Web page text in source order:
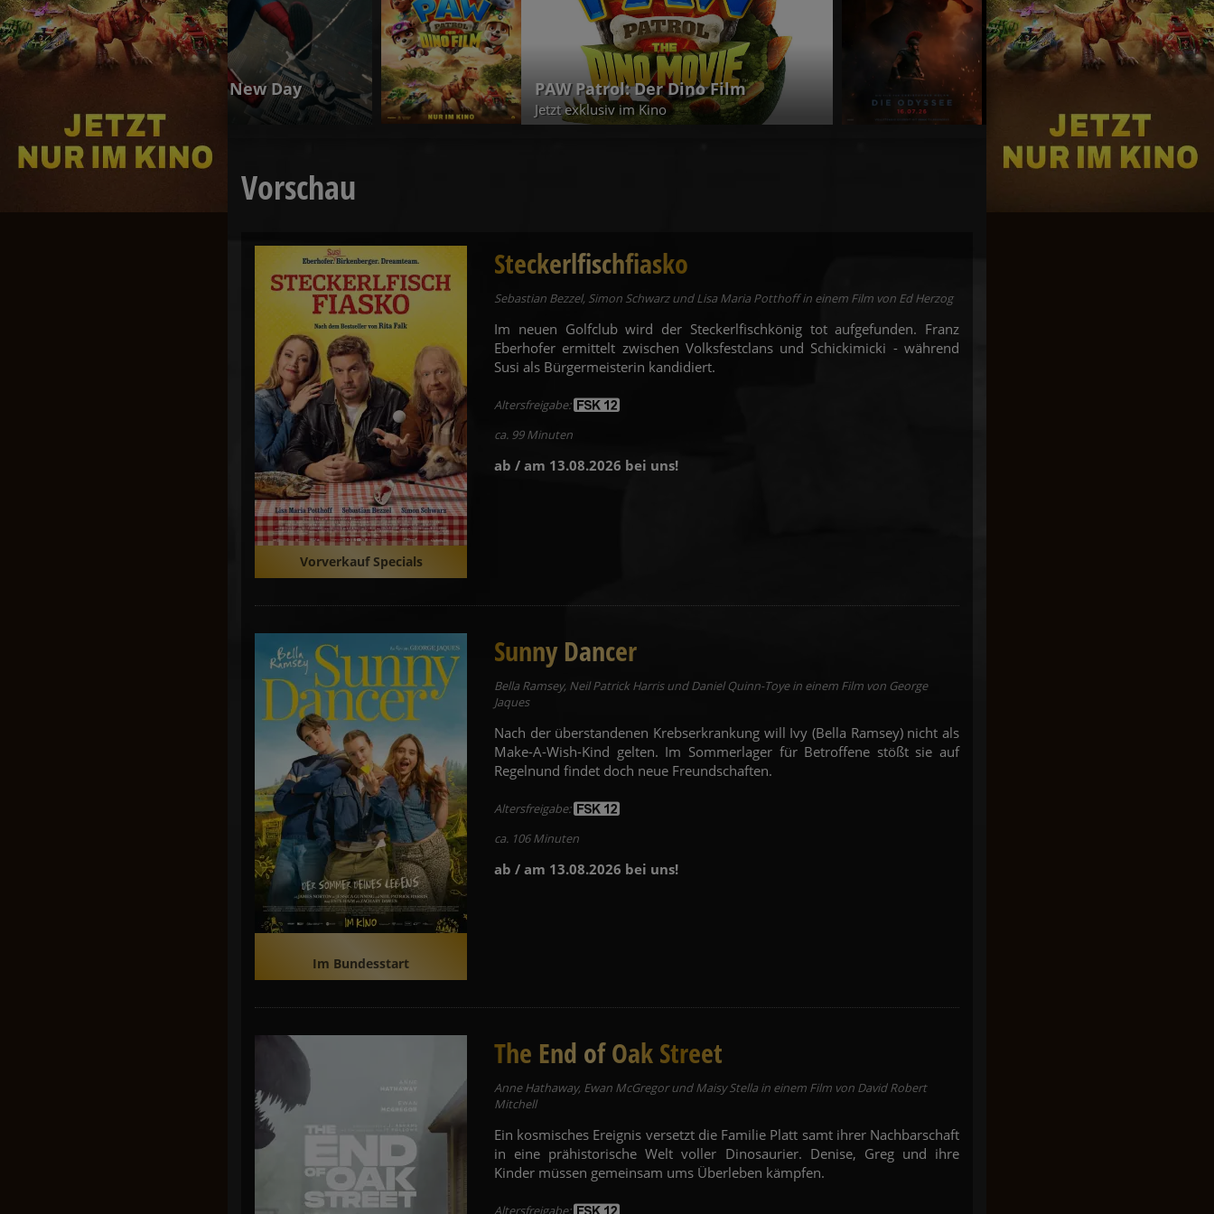
PAW Patrol: Der Dino Film Christopher Nolan | Die Odyssee
Jetzt exklusiv im Kino
Vorschau
Vorverkauf Specials
Steckerlfischfiasko
Sebastian Bezzel, Simon Schwarz und Lisa Maria Potthoff in einem Film von Ed Herzog
Im neuen Golfclub wird der Steckerlfischkönig tot aufgefunden. Franz
Eberhofer ermittelt zwischen Volksfestclans und Schickimicki - während
Susi als Bürgermeisterin kandidiert.
Altersfreigabe:
ca. 99 Minuten
ab / am 13.08.2026 bei uns!
Im Bundesstart
Sunny Dancer
Bella Ramsey, Neil Patrick Harris und Daniel Quinn-Toye in einem Film von George
Jaques
Nach der überstandenen Krebserkrankung will Ivy (Bella Ramsey) nicht als
Make-A-Wish-Kind gelten. Im Sommerlager für Betroffene stößt sie auf
Regelnund findet doch neue Freundschaften.
Altersfreigabe:
ca. 106 Minuten
ab / am 13.08.2026 bei uns!
The End of Oak Street
Anne Hathaway, Ewan McGregor und Maisy Stella in einem Film von David Robert
Mitchell
Ein kosmisches Ereignis versetzt die Familie Platt samt ihrer Nachbarschaft
in eine prähistorische Welt voller Dinosaurier. Denise, Greg und ihre
Kinder müssen gemeinsam ums Überleben kämpfen.
Altersfreigabe: